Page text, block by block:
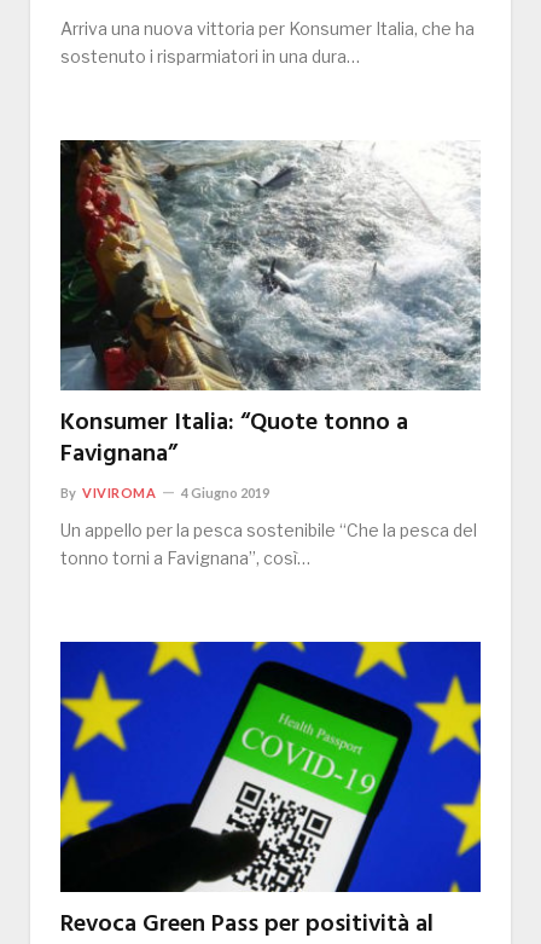
Arriva una nuova vittoria per Konsumer Italia, che ha
sostenuto i risparmiatori in una dura…
Konsumer Italia: “Quote tonno a
Favignana”
By VIVIROMA 4 Giugno 2019
Un appello per la pesca sostenibile “Che la pesca del
tonno torni a Favignana”, così…
Revoca Green Pass per positività al